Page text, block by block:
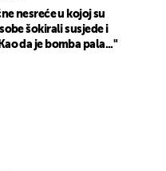
nesreće u kojoj su
šokirali susjede i
da je bomba pala..."